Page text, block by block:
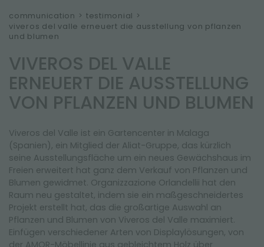
MEHR ERGEBNISSE FÜR SIE:
TESTIMONIAL
NEWS
KATALOGE
NEWSLETTER
communication > testimonial >
viveros del valle erneuert die ausstellung von pflanzen
und blumen
VIVEROS DEL VALLE
ERNEUERT DIE AUSSTELLUNG
VON PFLANZEN UND BLUMEN
Viveros del Valle ist ein Gartencenter in Malaga
(Spanien), ein Mitglied der Aliat-Gruppe, das kürzlich
seine Ausstellungsfläche um ein neues Gewächshaus im
Freien erweitert hat ganz dem Verkauf von Pflanzen und
Blumen gewidmet. Organizzazione Orlandellii hat den
Raum neu gestaltet, indem sie ein maßgeschneidertes
Projekt erstellt hat, das die großartige Auswahl an
Pflanzen und Blumen von Viveros del Valle maximiert.
Einfügen verschiedener Arten von Displaylösungen, von
der AMOR-Möbellinie aus gebleichtem Holz über